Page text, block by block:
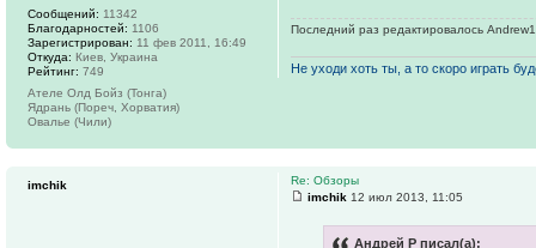
Последний раз редактировалось
Не уходи хоть ты, а то скоро играть
Сообщений: 11342
Благодарностей: 1106
Зарегистрирован: 11 фев 2011, 16:49
Откуда: Киев, Украина
Рейтинг: 749
Ателе Олд Бойз (Тонга)
Ядрань (Пореч, Хорватия)
Овалье (Чили)
Re: Обзоры
imchik 12 июл 2013, 11:05
Андрей Р писал(а):
imchik